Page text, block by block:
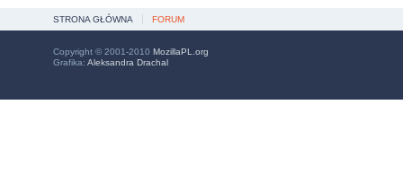
STRONA GŁÓWNA FORUM
Copyright © 2001-2010 MozillaPL.org
Grafika: Aleksandra Drachal